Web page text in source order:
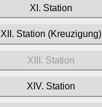
XI. Station
XII. Station (Kreuzigung)
XIII. Station
XIV. Station